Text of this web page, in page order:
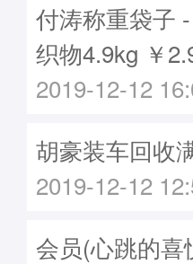
付涛称重袋子
织物4.9kg ￥
2019-12-12
胡豪装车回收
2019-12-12
会员(心跳的